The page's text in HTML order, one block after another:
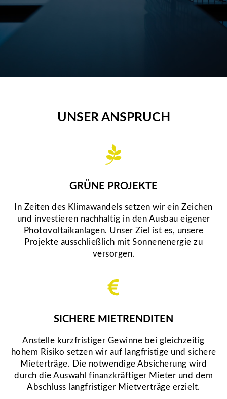
UNSER ANSPRUCH
GRÜNE PROJEKTE
In Zeiten des Klimawandels setzen wir ein Zeichen
und investieren nachhaltig in den Ausbau eigener
Photovoltaikanlagen. Unser Ziel ist es, unsere
Projekte ausschließlich mit Sonnenenergie zu
versorgen.
SICHERE MIETRENDITEN
Anstelle kurzfristiger Gewinne bei gleichzeitig
hohem Risiko setzen wir auf langfristige und sichere
Mieterträge. Die notwendige Absicherung wird
durch die Auswahl finanzkräftiger Mieter und dem
Abschluss langfristiger Mietverträge erzielt.